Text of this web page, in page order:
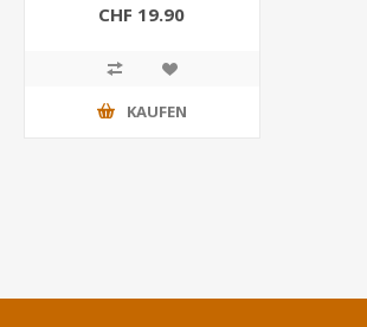
CHF 19.90
KAUFEN